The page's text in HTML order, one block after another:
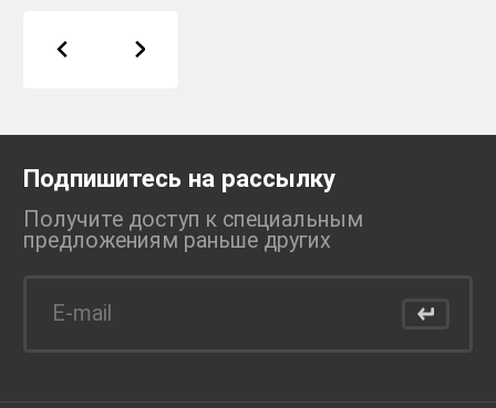
Подпишитесь на рассылку
Получите доступ к специальным
предложениям раньше других